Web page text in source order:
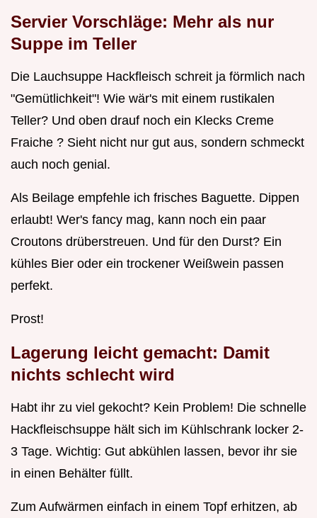
Servier Vorschläge: Mehr als nur
Suppe im Teller
Die Lauchsuppe Hackfleisch schreit ja förmlich nach
"Gemütlichkeit"! Wie wär's mit einem rustikalen
Teller? Und oben drauf noch ein Klecks Creme
Fraiche ? Sieht nicht nur gut aus, sondern schmeckt
auch noch genial.
Als Beilage empfehle ich frisches Baguette. Dippen
erlaubt! Wer's fancy mag, kann noch ein paar
Croutons drüberstreuen. Und für den Durst? Ein
kühles Bier oder ein trockener Weißwein passen
perfekt.
Prost!
Lagerung leicht gemacht: Damit
nichts schlecht wird
Habt ihr zu viel gekocht? Kein Problem! Die schnelle
Hackfleischsuppe hält sich im Kühlschrank locker 2-
3 Tage. Wichtig: Gut abkühlen lassen, bevor ihr sie
in einen Behälter füllt.
Zum Aufwärmen einfach in einem Topf erhitzen, ab